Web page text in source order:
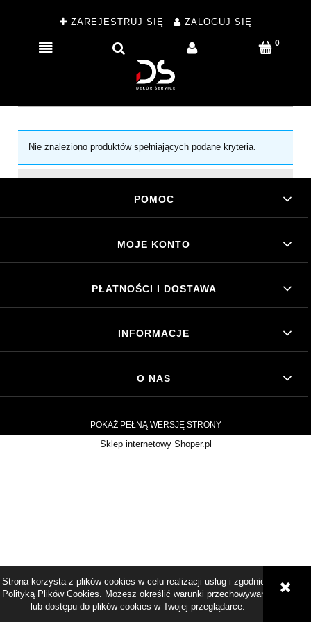
Strona korzysta z plików cookies w celu realizacji usług i zgodnie z
Polityką Plików Cookies. Możesz określić warunki przechowywania
lub dostępu do plików cookies w Twojej przeglądarce.
ZAREJESTRUJ SIĘ ZALOGUJ SIĘ
Nie znaleziono produktów spełniających podane kryteria.
POMOC
MOJE KONTO
PŁATNOŚCI I DOSTAWA
INFORMACJE
O NAS
POKAŻ PEŁNĄ WERSJĘ STRONY
Sklep internetowy Shoper.pl